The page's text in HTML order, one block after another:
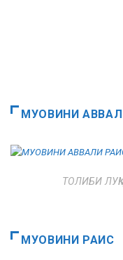
МУОВИНИ
ТОЛИБИ
МУОВИНИ РАИС